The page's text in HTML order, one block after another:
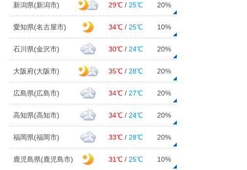
新潟県(新潟市) 29℃ / 25℃ 20%
愛知県(名古屋市) 34℃ / 25℃ 10%
石川県(金沢市) 30℃ / 24℃ 20%
大阪府(大阪市) 35℃ / 28℃ 20%
広島県(広島市) 34℃ / 27℃ 20%
高知県(高知市) 34℃ / 24℃ 20%
福岡県(福岡市) 33℃ / 28℃ 20%
鹿児島県(鹿児島市) 31℃ / 25℃ 10%